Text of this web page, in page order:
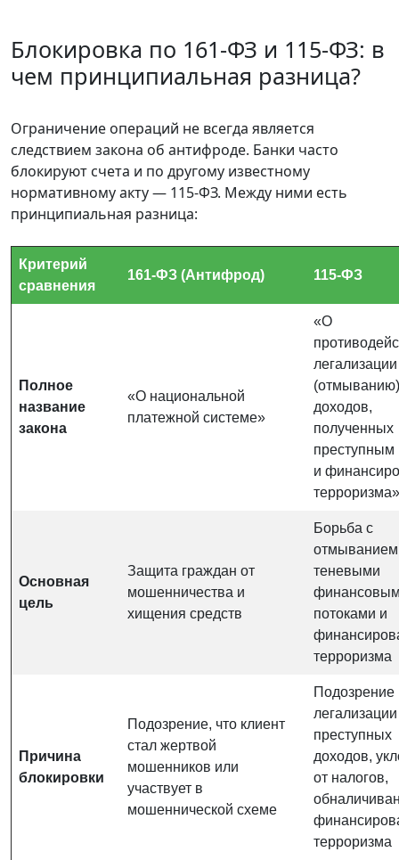
Блокировка по 161-ФЗ и 115-ФЗ: в
чем принципиальная разница?
Ограничение операций не всегда является
следствием закона об антифроде. Банки часто
блокируют счета и по другому известному
нормативному акту — 115-ФЗ. Между ними есть
принципиальная разница:
Критерий
сравнения
161-ФЗ (Антифрод) 115-ФЗ
Полное
название
закона
«О национальной
платежной системе»
«О
легализации
(отмыванию)
доходов,
полученных
преступным
и
терроризма»
Основная
цель
Защита граждан от
мошенничества и
хищения средств
Борьба с
отмыванием
теневыми
потоками и
терроризма
Причина
блокировки
Подозрение, что клиент
стал жертвой
мошенников или
участвует в
мошеннической схеме
Подозрение
легализации
преступных
доходов,
от налогов,
терроризма